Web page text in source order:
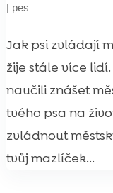
| pes
Jak psi zvládají
žije stále více
naučili znášet
tvého psa na
zvládnout
tvůj mazlíček...